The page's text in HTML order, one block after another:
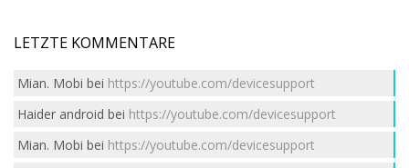
LETZTE KOMMENTARE
Mian. Mobi bei https://youtube.com/devicesupport
Haider android bei https://youtube.com/devicesupport
Mian. Mobi bei https://youtube.com/devicesupport